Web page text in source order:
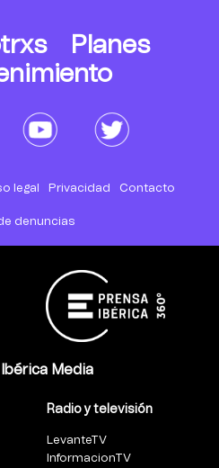
Planes
legal Privacidad Contacto
denuncias
Media
Radio y televisión
LevanteTV
InformacionTV